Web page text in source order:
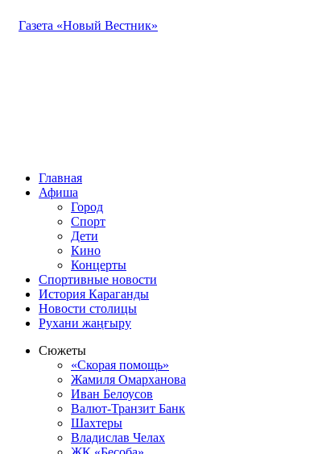
Газета «Новый Вестник»
Главная
Афиша
Город
Спорт
Дети
Кино
Концерты
Спортивные новости
История Караганды
Новости столицы
Рухани жаңғыру
Сюжеты
«Скорая помощь»
Жамиля Омарханова
Иван Белоусов
Валют-Транзит Банк
Шахтеры
Владислав Челах